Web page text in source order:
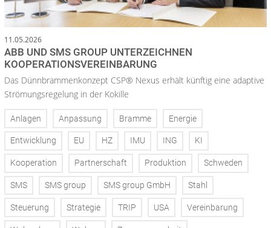
11.05.2026
ABB UND SMS GROUP UNTERZEICHNEN
KOOPERATIONSVEREINBARUNG
Das Dünnbrammenkonzept CSP® Nexus erhält künftig eine adaptive
Strömungsregelung in der Kokille
Anlagen Anpassung Bramme Energie
Entwicklung EU HZ IMU ING KI
Kooperation Partnerschaft Produktion Schweden
SMS SMS group SMS group GmbH Stahl
Steuerung Strategie TRIP USA Vereinbarung